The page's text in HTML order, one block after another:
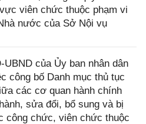
viên chức thuộc phạm vi
nước của Sở Nội vụ
UBND của Ủy ban nhân dân
công bố Danh mục thủ tục
các cơ quan hành chính
sửa đổi, bổ sung và bị
công chức, viên chức thuộc